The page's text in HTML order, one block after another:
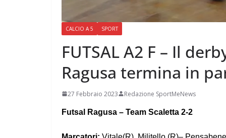
CALCIO A 5 SPORT
FUTSAL A2 F – Il
Ragusa termina in
27 Febbraio 2023 Redazione SportMeNews
Futsal Ragusa – Team Scaletta 2-2